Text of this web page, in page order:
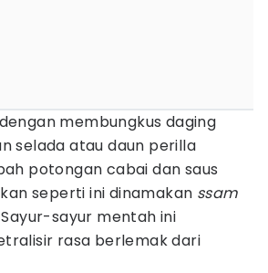
membungkus daging
selada atau daun perilla
potongan cabai dan saus
seperti ini dinamakan ssam
sayur mentah ini
rasa berlemak dari